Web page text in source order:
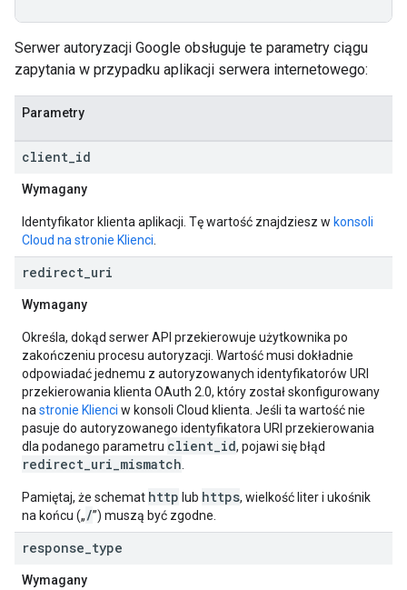
Serwer autoryzacji Google obsługuje te parametry ciągu
zapytania w przypadku aplikacji serwera internetowego:
Parametry
client id
Wymagany
Identyfikator klienta aplikacji. Tę wartość znajdziesz w konsoli
Cloud na stronie Klienci
redirect uri
Wymagany
Określa, dokąd serwer API przekierowuje użytkownika po
zakończeniu procesu autoryzacji. Wartość musi dokładnie
odpowiadać jednemu z autoryzowanych identyfikatorów URI
przekierowania klienta OAuth 2.0, który został skonfigurowany
na stronie Klienci w konsoli Cloud klienta. Jeśli ta wartość nie
pasuje do autoryzowanego identyfikatora URI przekierowania
dla podanego parametru client_id, pojawi się błąd
redirect_uri_mismatch
Pamiętaj, że schemat http lub https, wielkość liter i ukośnik
na końcu („/”) muszą być zgodne.
response type
Wymagany